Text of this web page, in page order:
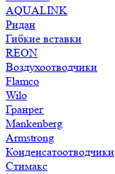
AQUALINK
Ридан
Гибкие вставки
REON
Воздухоотводчики
Flamco
Wilo
Гранрег
Mankenberg
Armstrong
Конденсатоотводчики
Стимакс